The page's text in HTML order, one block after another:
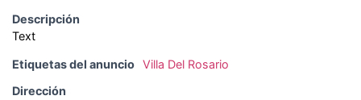
Descripción
Text
Etiquetas del anuncio Villa Del Rosario
Dirección